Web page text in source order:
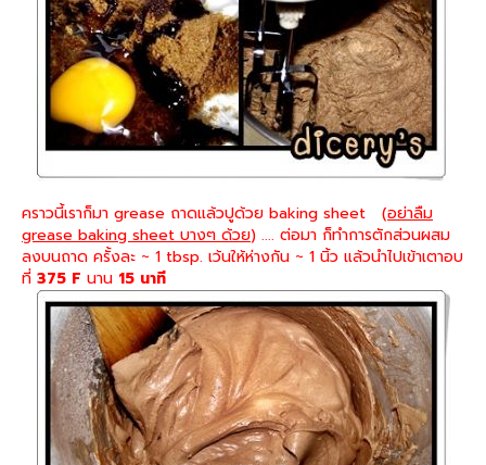
คราวนี้เราก็มา grease ถาดแล้วปูด้วย baking sheet (อย่าลืม
grease baking sheet บางๆ ด้วย) .... ต่อมา ก็ทำการตักส่วนผสม
ลงบนถาด ครั้งละ ~ 1 tbsp. เว้นให้ห่างกัน ~ 1 นิ้ว แล้วนำไปเข้าเตาอบ
ที่ 375 F นาน 15 นาที